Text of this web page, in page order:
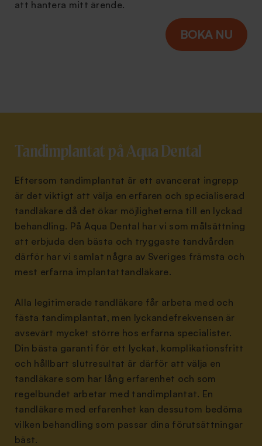
att hantera mitt ärende.
Tandimplantat på Aqua Dental
Eftersom tandimplantat är ett avancerat ingrepp
är det viktigt att välja en erfaren och specialiserad
tandläkare då det ökar möjligheterna till en lyckad
behandling. På Aqua Dental har vi som målsättning
att erbjuda den bästa och tryggaste tandvården
därför har vi samlat några av Sveriges främsta och
mest erfarna implantattandläkare.
Alla legitimerade tandläkare får arbeta med och
fästa tandimplantat, men lyckandefrekvensen är
avsevärt mycket större hos erfarna specialister.
Din bästa garanti för ett lyckat, komplikationsfritt
och hållbart slutresultat är därför att välja en
tandläkare som har lång erfarenhet och som
regelbundet arbetar med tandimplantat. En
tandläkare med erfarenhet kan dessutom bedöma
vilken behandling som passar dina förutsättningar
bäst.